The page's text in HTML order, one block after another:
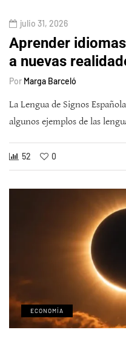
julio 31, 2026
Aprender
a nuevas
Por Marga Barceló
La Lengua de Signos
algunos ejemplos de las
52 0
ECONOMÍA